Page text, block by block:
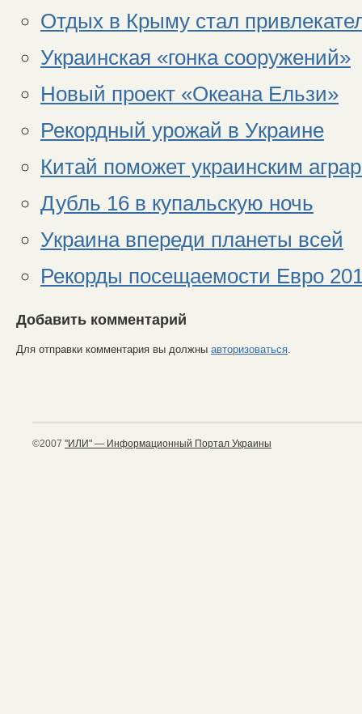
Отдых в Крыму стал
Украинская «гонка сооружений»
Новый проект «Океана Ельзи»
Рекордный урожай в Украине
Китай поможет украинским
Дубль 16 в купальскую ночь
Украина впереди планеты всей
Рекорды посещаемости Евро
Добавить комментарий
Для отправки комментария вы должны авторизоваться.
©2007 "ИЛИ" — Информационный Портал Украины